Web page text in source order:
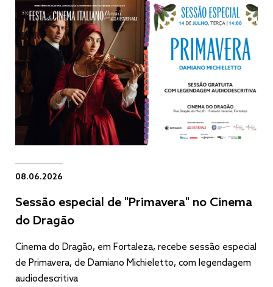
08.06.2026
Sessão especial de "Primavera" no Cinema
do Dragão
Cinema do Dragão, em Fortaleza, recebe sessão especial
de Primavera, de Damiano Michieletto, com legendagem
audiodescritiva